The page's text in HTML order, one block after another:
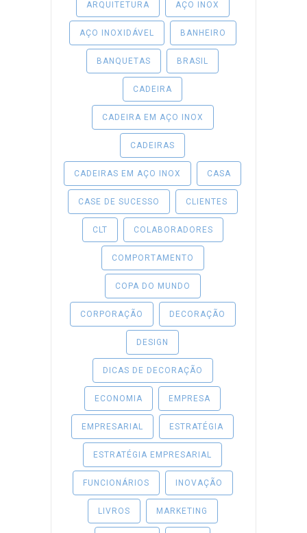
ARQUITETURA AÇO INOX
AÇO INOXIDÁVEL BANHEIRO
BANQUETAS BRASIL
CADEIRA
CADEIRA EM AÇO INOX
CADEIRAS
CADEIRAS EM AÇO INOX CASA
CASE DE SUCESSO CLIENTES
CLT COLABORADORES
COMPORTAMENTO
COPA DO MUNDO
CORPORAÇÃO DECORAÇÃO
DESIGN
DICAS DE DECORAÇÃO
ECONOMIA EMPRESA
EMPRESARIAL ESTRATÉGIA
ESTRATÉGIA EMPRESARIAL
FUNCIONÁRIOS INOVAÇÃO
LIVROS MARKETING